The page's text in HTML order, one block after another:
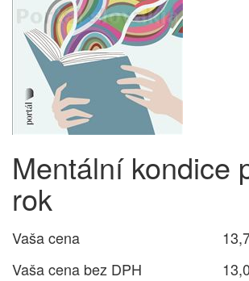
Mentální kondice
rok
Vaša cena
Vaša cena bez DPH